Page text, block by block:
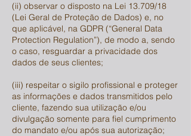
(ii) observar o disposto na Lei 13.709/18
(Lei Geral de Proteção de Dados) e, no
que aplicável, na GDPR (“General Data
Protection Regulation”), de modo a, sendo
o caso, resguardar a privacidade dos
dados de seus clientes;
(iii) respeitar o sigilo profissional e proteger
as informações e dados transmitidos pelo
cliente, fazendo sua utilização e/ou
divulgação somente para fiel cumprimento
do mandato e/ou após sua autorização;